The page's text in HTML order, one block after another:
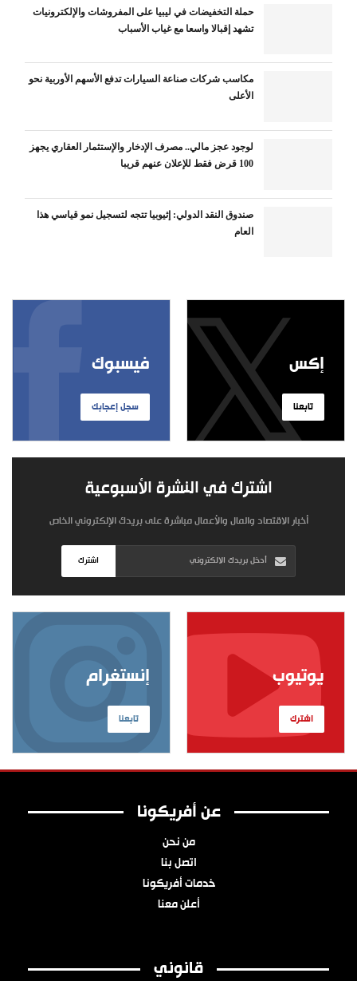
حملة التخفيضات في ليبيا على المفروشات والإلكترونيات
تشهد إقبالا واسعا مع غياب الأسباب
مكاسب شركات صناعة السيارات تدفع الأسهم الأوربية نحو
الأعلى
لوجود عجز مالي.. مصرف الإدخار والإستثمار العقاري يجهز
100 قرض فقط للإعلان عنهم قريبا
صندوق النقد الدولي: إثيوبيا تتجه لتسجيل نمو قياسي هذا
العام
فيسبوك
سجل إعجابك
إكس
تابعنا
اشترك في النشرة الأسبوعية
أخبار الاقتصاد والمال والأعمال مباشرة على بريدك الإلكتروني الخاص
اشترك
إنستغرام
تابعنا
يوتيوب
اشترك
عن أفريكونا
من نحن
اتصل بنا
خدمات أفريكونا
أعلن معنا
قانوني